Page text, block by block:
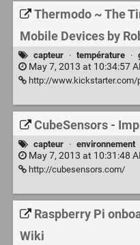
Thermodo ~ The
Mobile Devices by
capteur · température ·
May 7, 2013 at 10:34:57
http://www.kickstarter.com/projects/
CubeSensors -
capteur · environnement
May 7, 2013 at 10:31:48
http://cubesensors.com/
Raspberry Pi
Wiki